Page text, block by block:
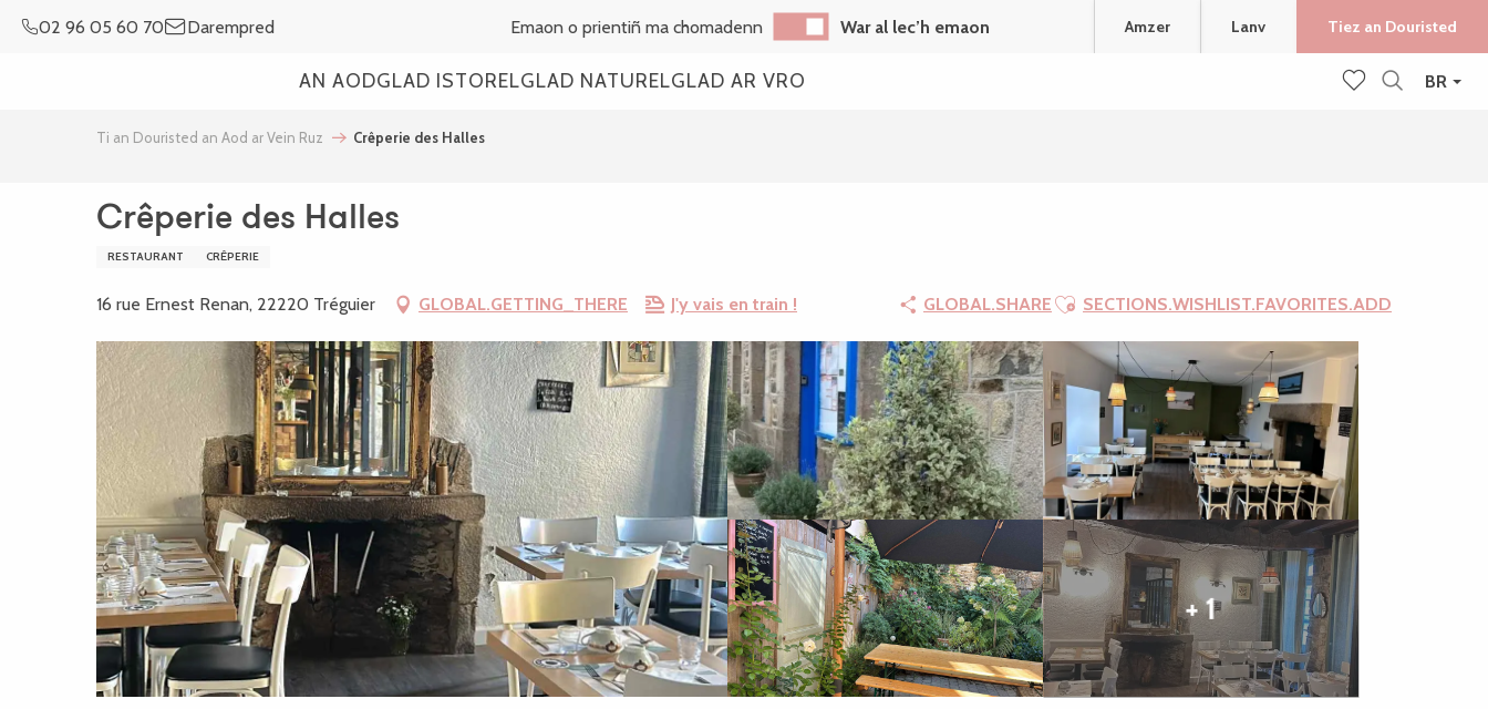
BR
02 96 05 60 70 Darempred Emaon o prientiñ ma chomadenn War al lec’h emaon Amzer Lanv Tiez an Douristed
AN AODGLAD ISTORELGLAD NATURELGLAD AR VRO
Ti an Douristed an Aod ar Vein Ruz Crêperie des Halles
Crêperie des Halles
RESTAURANT CRÊPERIE
16 rue Ernest Renan, 22220 Tréguier GLOBAL.GETTING_THERE J'y vais en train ! GLOBAL.SHARE Ajouter aux favoris
SECTIONS.WISHLIST.FAVORITES.ADD
+ 1